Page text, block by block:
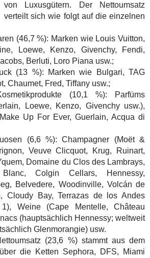
von Luxusgütern. Der Nettoumsatz
verteilt sich wie folgt auf die einzelnen
(46,7 %): Marken wie Louis Vuitton,
Loewe, Kenzo, Givenchy, Fendi,
Berluti, Loro Piana usw.;
(13 %): Marken wie Bulgari, TAG
Chaumet, Fred, Tiffany usw.;
(10,1 %): Parfüms
Loewe, Kenzo, Givenchy usw.),
Up For Ever, Guerlain, Acqua di
(6,6 %): Champagner (Moët &
Veuve Clicquot, Krug, Ruinart,
Domaine du Clos des Lambrays,
Colgin Cellars, Hennessy,
Belvedere, Woodinville, Volcán de
Cloudy Bay, Terrazas de los Andes
Weine (Cape Mentelle, Château
(hauptsächlich Hennessy; weltweit
Glenmorangie) usw.
(23,6 %) stammt aus dem
die Ketten Sephora, DFS, Miami